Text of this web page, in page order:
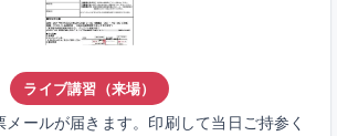
ライブ講習（来場）
ールが届きます。印刷して当日ご持参く